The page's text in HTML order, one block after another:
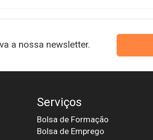
a nossa newsletter.
Serviços
Bolsa de Formação
Bolsa de Emprego